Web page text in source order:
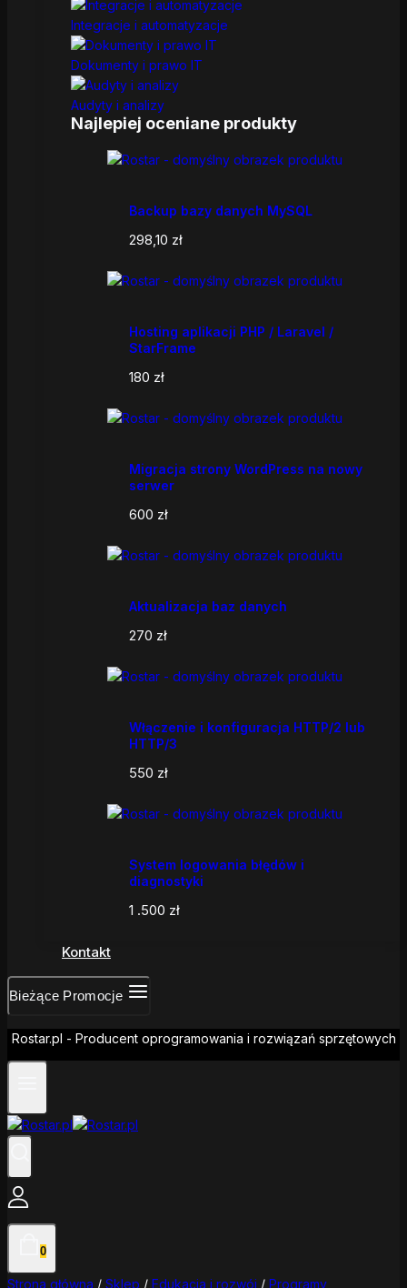
Integracje i automatyzacje
Dokumenty i prawo IT
Audyty i analizy
Najlepiej oceniane produkty
Backup bazy danych MySQL
298,10 zł
Hosting aplikacji PHP / Laravel /
StarFrame
180 zł
Migracja strony WordPress na nowy
serwer
600 zł
Aktualizacja baz danych
270 zł
Włączenie i konfiguracja HTTP/2 lub
HTTP/3
550 zł
System logowania błędów i
diagnostyki
1 .500 zł
Kontakt
Bieżące Promocje
Rostar.pl - Producent oprogramowania i rozwiązań sprzętowych
0
Strona główna / Sklep / Edukacja i rozwój / Programy